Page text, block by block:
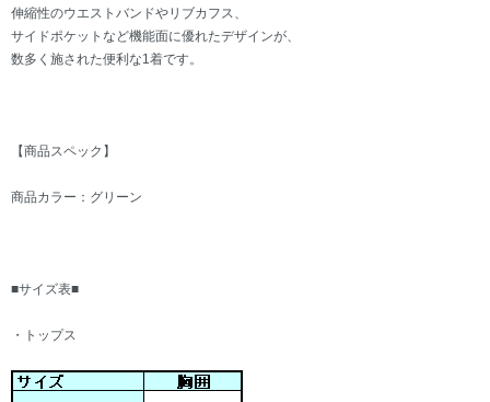
伸縮性のウエストバンドやリブカフス、
サイドポケットなど機能面に優れたデザインが、
数多く施された便利な1着です。
【商品スペック】
商品カラー：グリーン
■サイズ表■
・トップス